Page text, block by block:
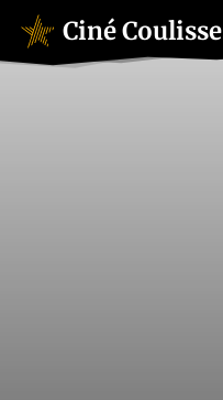
Ciné